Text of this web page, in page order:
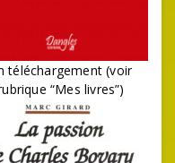
téléchargement (voir
“Mes livres”)